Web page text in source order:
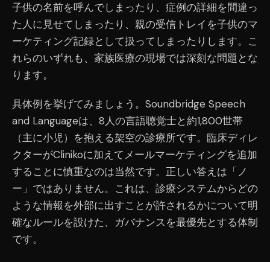
子供の名前を呼んでしまったり、症例の詳細を間違っ
た人に見せてしまったり、親の受信トレイを子供のマ
ーケティング記録として扱ってしまったりします。こ
れらのいずれも、家族医療の現場では深刻な問題とな
ります。
具体例を挙げてみましょう。Soundbridge Speech
and Languageは、8人の言語聴覚士と約1,800世帯
（主に小児）を抱える架空の診療所です。臨床ディレ
クターがClinikoに加えてメールマーケティングを追加
することに慎重なのは当然です。正しい答えは「ノ
ー」ではありません。これは、診療システムからどの
ような情報を外部に出すことが許されるかについて明
確なルールを設けた、ガバナンスを最優先とする体制
です。